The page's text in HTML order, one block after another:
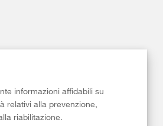
informazioni affidabili su
relativi alla prevenzione,
riabilitazione.